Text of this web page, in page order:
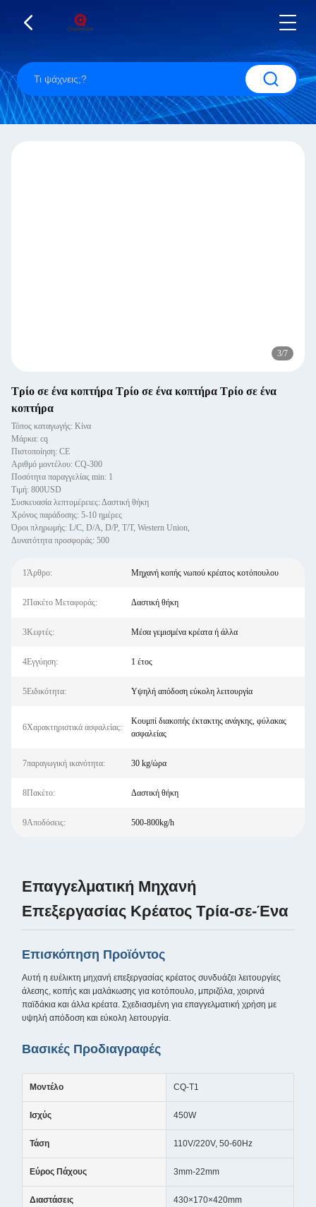
3/7
Τρίο σε ένα κοπτήρα Τρίο σε ένα κοπτήρα Τρίο σε ένα
κοπτήρα
Τόπος καταγωγής: Κίνα
Μάρκα: cq
Πιστοποίηση: CE
Αριθμό μοντέλου: CQ-300
Ποσότητα παραγγελίας min: 1
Τιμή: 800USD
Συσκευασία λεπτομέρειες: Δαστική θήκη
Χρόνος παράδοσης: 5-10 ημέρες
Όροι πληρωμής: L/C, D/A, D/P, T/T, Western Union,
Δυνατότητα προσφοράς: 500
1Άρθρο: Μηχανή κοπής νωπού κρέατος κοτόπουλου
2Πακέτο Μεταφοράς: Δαστική θήκη
3Κεφτές: Μέσα γεμισμένα κρέατα ή άλλα
4Εγγύηση: 1 έτος
5Ειδικότητα: Υψηλή απόδοση εύκολη λειτουργία
6Χαρακτηριστικά ασφαλείας:
Κουμπί διακοπής έκτακτης ανάγκης, φύλακας
ασφαλείας
7παραγωγική ικανότητα: 30 kg/ώρα
8Πακέτο: Δαστική θήκη
9Αποδόσεις: 500-800kg/h
Επαγγελματική Μηχανή
Επεξεργασίας Κρέατος Τρία-σε-Ένα
Επισκόπηση Προϊόντος
Αυτή η ευέλικτη μηχανή επεξεργασίας κρέατος συνδυάζει λειτουργίες
άλεσης, κοπής και μαλάκωσης για κοτόπουλο, μπριζόλα, χοιρινά
παϊδάκια και άλλα κρέατα. Σχεδιασμένη για επαγγελματική χρήση με
υψηλή απόδοση και εύκολη λειτουργία.
Βασικές Προδιαγραφές
Μοντέλο CQ-T1
Ισχύς 450W
Τάση 110V/220V, 50-60Hz
Εύρος Πάχους 3mm-22mm
Διαστάσεις 430×170×420mm